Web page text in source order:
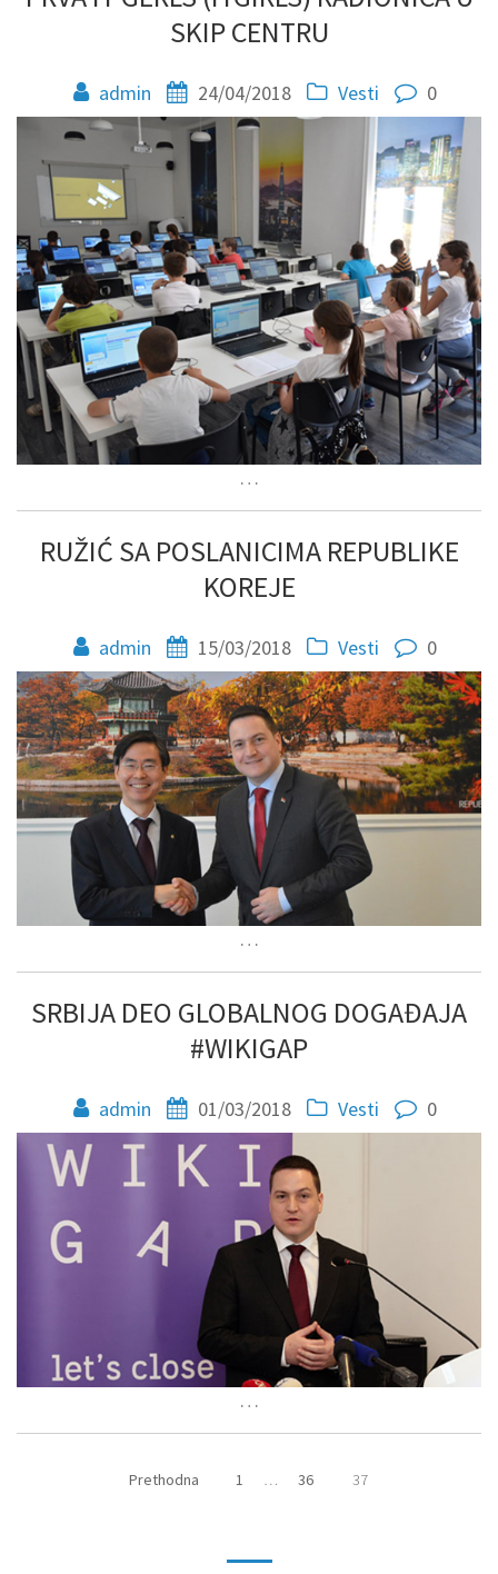
SKIP CENTRU
admin 24/04/2018 Vesti 0
…
RUŽIĆ SA POSLANICIMA REPUBLIKE
KOREJE
admin 15/03/2018 Vesti 0
…
SRBIJA DEO GLOBALNOG DOGAĐAJA
#WIKIGAP
admin 01/03/2018 Vesti 0
…
Prethodna 1 … 36 37